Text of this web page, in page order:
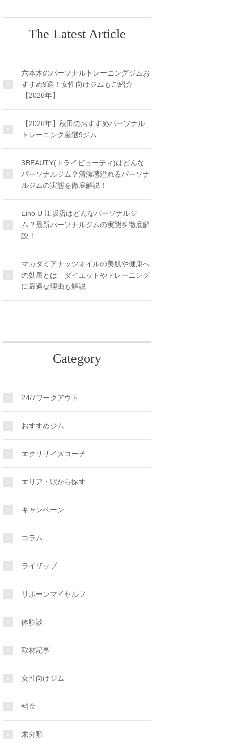
The Latest Article
六本木のパーソナルトレーニングジムお
すすめ9選！女性向けジムもご紹介
【2026年】
【2026年】秋田のおすすめパーソナル
トレーニング厳選9ジム
3BEAUTY(トライビューティ)はどんな
パーソナルジム？清潔感溢れるパーソナ
ルジムの実態を徹底解説！
Lino U 江坂店はどんなパーソナルジ
ム？最新パーソナルジムの実態を徹底解
説！
マカダミアナッツオイルの美肌や健康へ
の効果とは ダイエットやトレーニング
に最適な理由も解説
Category
24/7ワークアウト
おすすめジム
エクササイズコーチ
エリア・駅から探す
キャンペーン
コラム
ライザップ
リボーンマイセルフ
体験談
取材記事
女性向けジム
料金
未分類